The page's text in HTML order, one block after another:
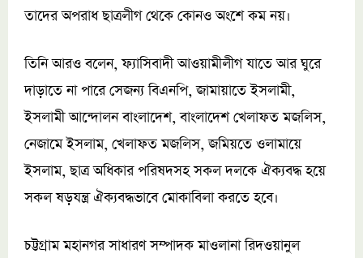
তাদের অপরাধ ছাত্রলীগ থেকে কোনও অংশে কম নয়।
তিনি আরও বলেন, ফ্যাসিবাদী আওয়ামীলীগ যাতে আর ঘুরে
দাড়াতে না পারে সেজন্য বিএনপি, জামায়াতে ইসলামী,
ইসলামী আন্দোলন বাংলাদেশ, বাংলাদেশ খেলাফত মজলিস,
নেজামে ইসলাম, খেলাফত মজলিস, জমিয়তে ওলামায়ে
ইসলাম, ছাত্র অধিকার পরিষদসহ সকল দলকে ঐক্যবদ্ধ হয়ে
সকল ষড়যন্ত্র ঐক্যবদ্ধভাবে মোকাবিলা করতে হবে।
চট্টগ্রাম মহানগর সাধারণ সম্পাদক মাওলানা রিদওয়ানুল